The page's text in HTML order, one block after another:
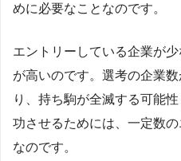
めに必要なことなのです。
エントリーしている企業が
が高いのです。選考の企業
り、持ち駒が全滅する可能
功させるためには、一定数
なのです。